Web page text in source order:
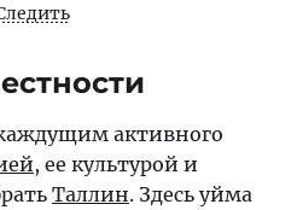
активного
, ее культурой и
Таллин. Здесь уйма